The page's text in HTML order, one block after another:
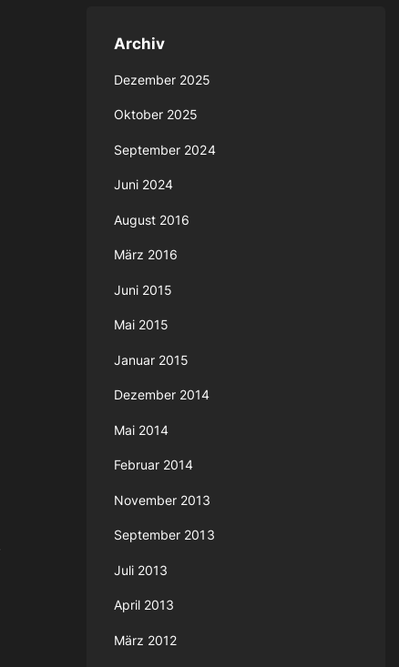
Archiv
Dezember 2025
Oktober 2025
September 2024
Juni 2024
August 2016
März 2016
Juni 2015
Mai 2015
Januar 2015
Dezember 2014
Mai 2014
Februar 2014
November 2013
September 2013
Juli 2013
April 2013
März 2012